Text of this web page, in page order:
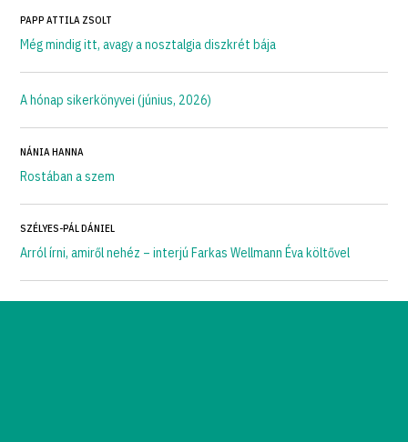
PAPP ATTILA ZSOLT
Még mindig itt, avagy a nosztalgia diszkrét bája
A hónap sikerkönyvei (június, 2026)
NÁNIA HANNA
Rostában a szem
SZÉLYES-PÁL DÁNIEL
Arról írni, amiről nehéz – interjú Farkas Wellmann Éva költővel